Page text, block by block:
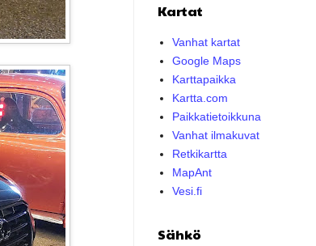
Kartat
Vanhat kartat
Google Maps
Karttapaikka
Kartta.com
Paikkatietoikkuna
Vanhat ilmakuvat
Retkikartta
MapAnt
Vesi.fi
Sähkö